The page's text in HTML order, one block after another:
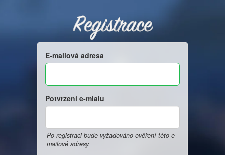
Registrace
E-mailová adresa
Potvrzení e-mialu
Po registraci bude vyžadováno ověření této e-
mailové adresy.